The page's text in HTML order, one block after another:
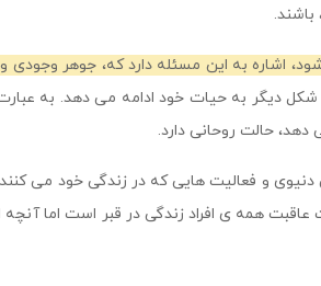
اشاره به این مسئله دارد که، جوهر وجودی
دیگر به حیات خود ادامه می دهد. به
حالت روحانی دارد.
دنیوی و فعالیت هایی که در زندگی خود می
عاقبت همه ی افراد زندگی در قبر است اما